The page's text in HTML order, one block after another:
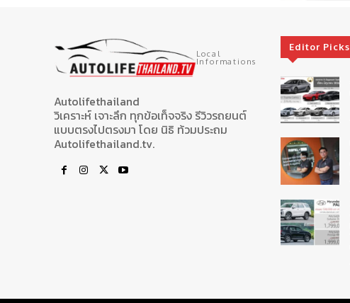
Local
Informations
Autolifethailand
วิเคราะห์ เจาะลึก ทุกข้อเท็จจริง รีวิวรถยนต์
แบบตรงไปตรงมา โดย นิธิ ท้วมประถม
Autolifethailand.tv.
Editor Picks